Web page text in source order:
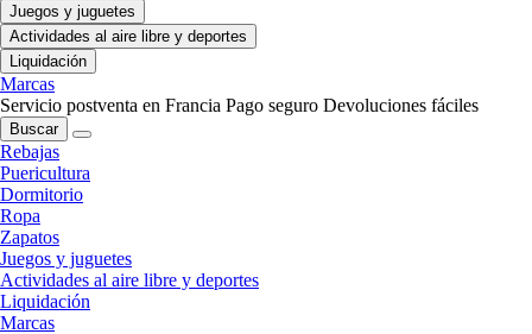
Juegos y juguetes
Actividades al aire libre y deportes
Liquidación
Marcas
Servicio postventa en Francia Pago seguro Devoluciones fáciles
Buscar
Rebajas
Puericultura
Dormitorio
Ropa
Zapatos
Juegos y juguetes
Actividades al aire libre y deportes
Liquidación
Marcas